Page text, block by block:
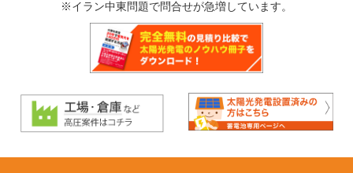
※イラン中東問題で問合せが急増しています。